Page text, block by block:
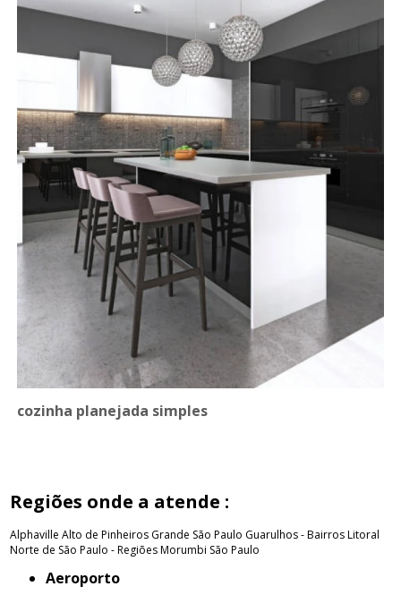
cozinha planejada simples
Regiões onde a atende :
Alphaville Alto de Pinheiros Grande São Paulo Guarulhos - BairrosLitoral
Norte de São Paulo - RegiõesMorumbi São Paulo
Aeroporto